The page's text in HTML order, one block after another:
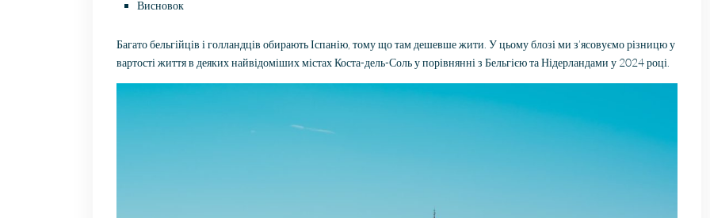
Висновок
Багато бельгійців і голландців обирають Іспанію, тому що там дешевше жити. У цьому блозі ми з’ясовуємо різницю у
вартості життя в деяких найвідоміших містах Коста-дель-Соль у порівнянні з Бельгією та Нідерландами у 2024 році.